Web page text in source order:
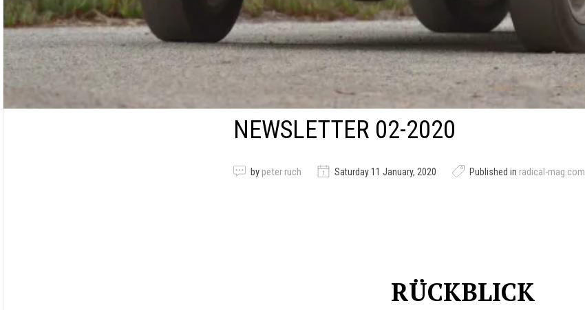
NEWSLETTER 02-2020
by peter ruch Saturday 11 January, 2020 Published in radical-mag.com
RÜCKBLICK